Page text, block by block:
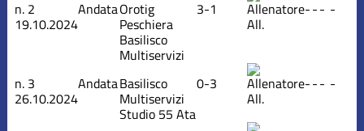
n. 2
19.10.2024
AndataOrotig
Peschiera
Basilisco
Multiservizi
3-1
All.
--- -
n. 3
26.10.2024
AndataBasilisco
Multiservizi
Studio 55 Ata
0-3
All.
--- -